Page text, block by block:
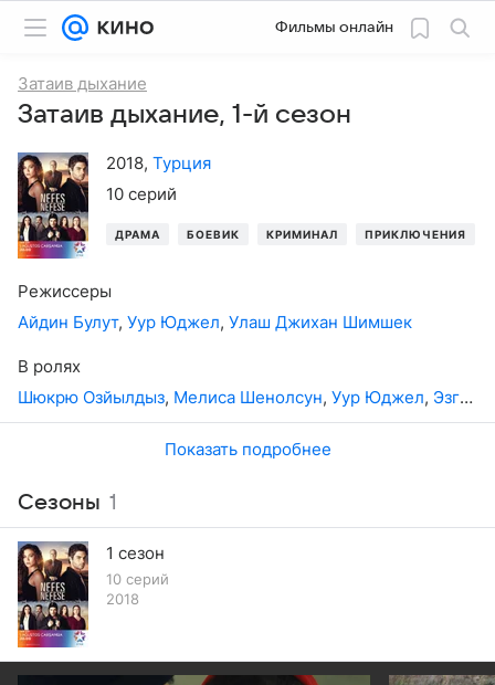
Фильмы онлайн
Затаив дыхание
Затаив дыхание, 1-й сезон
2018, Турция
10 серий
ДРАМА БОЕВИК КРИМИНАЛ ПРИКЛЮЧЕНИЯ
Режиссеры
Айдин Булут, Уур Юджел, Улаш Джихан Шимшек
В ролях
Шюкрю Озйылдыз, Мелиса Шенолсун, Уур Юджел, Эзги Шенлер
Показать подробнее
Сезоны 1
1 сезон
10 серий
2018